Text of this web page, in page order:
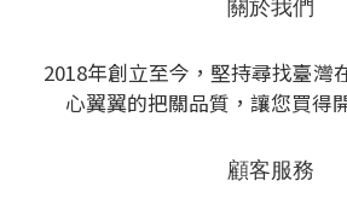
2018年創立至今，堅持尋找臺灣
心翼翼的把關品質，讓您買得
顧客服務